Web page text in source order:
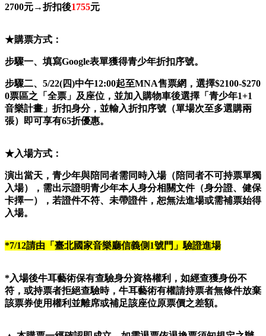
2700元→折扣後1755元
★購票方式：
步驟一、填寫Google表單獲得青少年折扣序號。
步驟二、5/22(四)中午12:00起至MNA售票網，選擇$2100-$270
0票區之「全票」及座位，並加入購物車後選擇「青少年1+1
音樂計畫」折扣身分，並輸入折扣序號（單場次至多選購兩
張）即可享有65折優惠。
★入場方式：
演出當天，青少年與陪同者需同時入場（陪同者不可持票單獨
入場），需出示證明青少年本人身分相關文件（身分證、健保
卡擇一），若證件不符、未帶證件，恕無法進場或需補票始得
入場。
*7/12請由 「臺北國家音樂廳信義側1號門」驗證進場
*入場後牛耳藝術保有查驗身分資格權利，如經查獲身份不
符，或持票者拒絕查驗時，牛耳藝術有權請持票者無條件放棄
該票券使用權利並離席或補足該座位原票價之差額。